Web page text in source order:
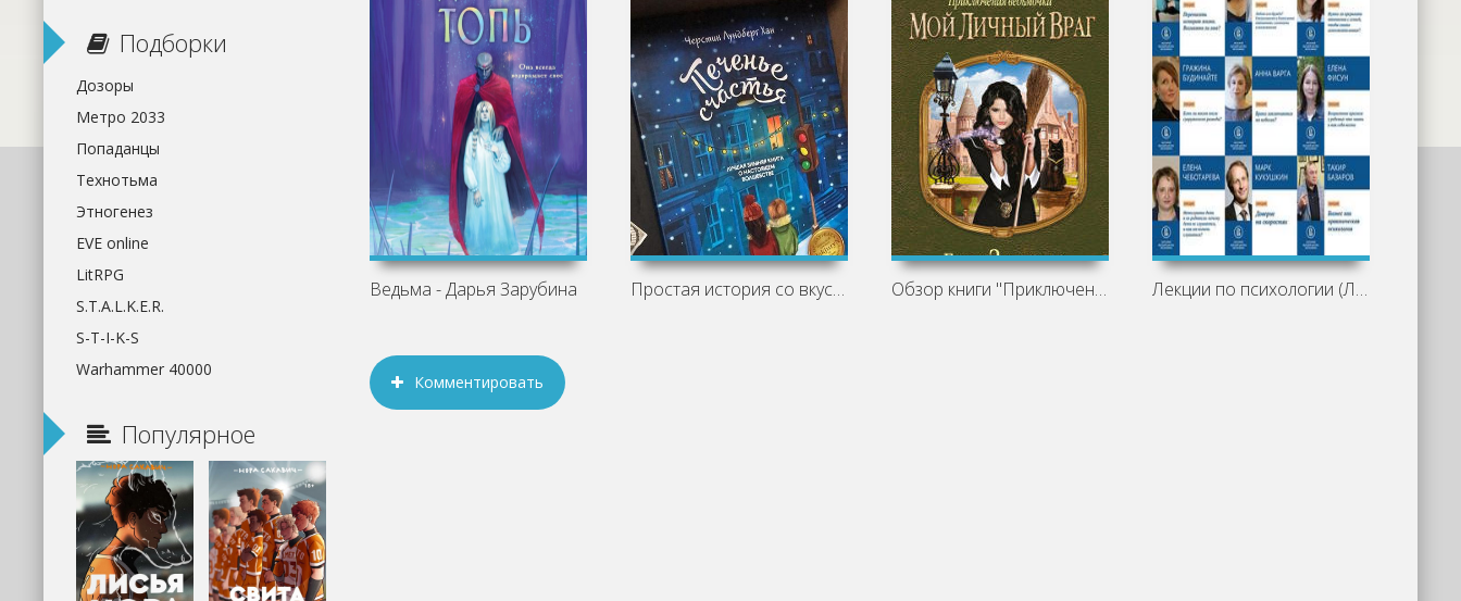
Ведьма - Дарья Зарубина Простая история со вкусом ванили и тепла Обзор книги "Приключения ведьмочки. Мой Лекции по психологии (Лекторий ВШЭ)
Комментировать
Подборки
Дозоры
Метро 2033
Попаданцы
Технотьма
Этногенез
EVE online
LitRPG
S.T.A.L.K.E.R.
S-T-I-K-S
Warhammer 40000
Популярное